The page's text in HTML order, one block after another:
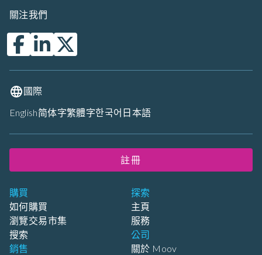
購買
如何購買
瀏覽交易市集
搜索
銷售
探索
主頁
服務
公司
關於 Moov
關注我們
國際
English简体字繁體字한국어 日本語
註冊